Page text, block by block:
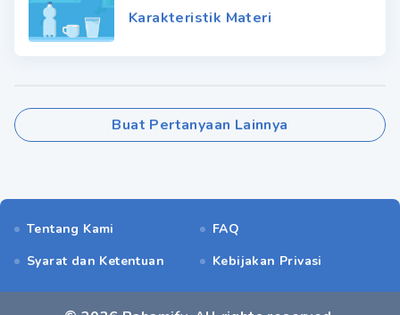
Karakteristik Materi
Buat Pertanyaan Lainnya
Tentang Kami
FAQ
Syarat dan Ketentuan
Kebijakan Privasi